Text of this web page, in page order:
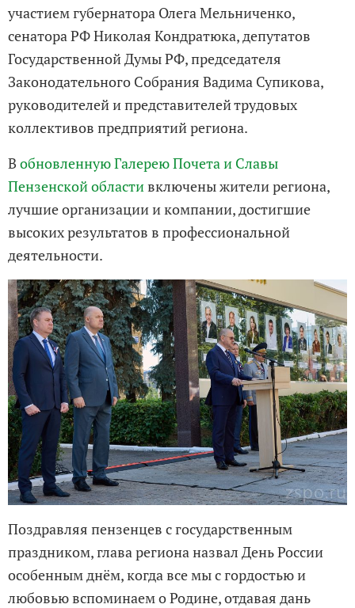
участием губернатора Олега Мельниченко,
сенатора РФ Николая Кондратюка, депутатов
Государственной Думы РФ, председателя
Законодательного Собрания Вадима Супикова,
руководителей и представителей трудовых
коллективов предприятий региона.
В обновленную Галерею Почета и Славы
Пензенской областивключены жители региона,
лучшие организации и компании, достигшие
высоких результатов в профессиональной
деятельности.
Поздравляя пензенцев с государственным
праздником, глава региона назвал День России
особенным днём, когда все мы с гордостью и
любовью вспоминаем о Родине, отдавая дань